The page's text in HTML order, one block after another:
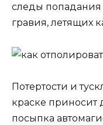
следы попадания
гравия, летящих
Потертости и
краске приносит
посыпка